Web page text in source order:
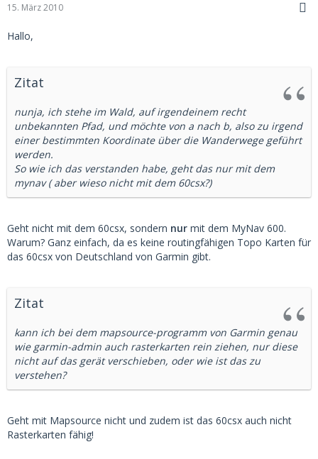
15. März 2010
Hallo,
Zitat
nunja, ich stehe im Wald, auf irgendeinem recht
unbekannten Pfad, und möchte von a nach b, also zu irgend
einer bestimmten Koordinate über die Wanderwege geführt
werden.
So wie ich das verstanden habe, geht das nur mit dem
mynav ( aber wieso nicht mit dem 60csx?)
Geht nicht mit dem 60csx, sondern nur mit dem MyNav 600.
Warum? Ganz einfach, da es keine routingfähigen Topo Karten für
das 60csx von Deutschland von Garmin gibt.
Zitat
kann ich bei dem mapsource-programm von Garmin genau
wie garmin-admin auch rasterkarten rein ziehen, nur diese
nicht auf das gerät verschieben, oder wie ist das zu
verstehen?
Geht mit Mapsource nicht und zudem ist das 60csx auch nicht
Rasterkarten fähig!